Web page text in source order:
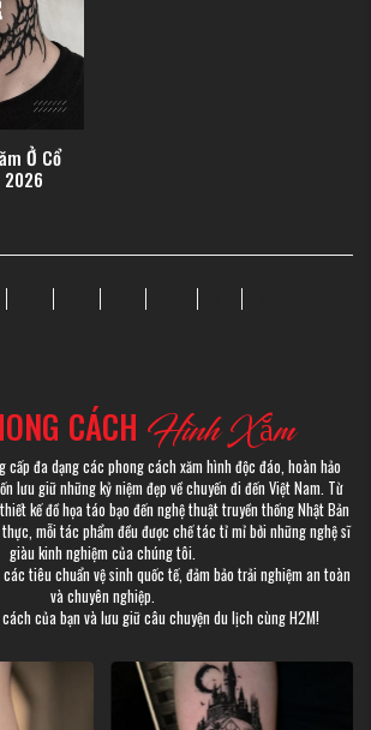
Ở Cổ
2026
CÁCH Hình Xăm
đa dạng các phong cách xăm hình độc đáo, hoàn hảo
lưu giữ những kỷ niệm đẹp về chuyến đi đến Việt Nam. Từ
kế đồ họa táo bạo đến nghệ thuật truyền thống Nhật Bản
mỗi tác phẩm đều được chế tác tỉ mỉ bởi những nghệ sĩ
giàu kinh nghiệm của chúng tôi.
tiêu chuẩn vệ sinh quốc tế, đảm bảo trải nghiệm an toàn
và chuyên nghiệp.
của bạn và lưu giữ câu chuyện du lịch cùng H2M!